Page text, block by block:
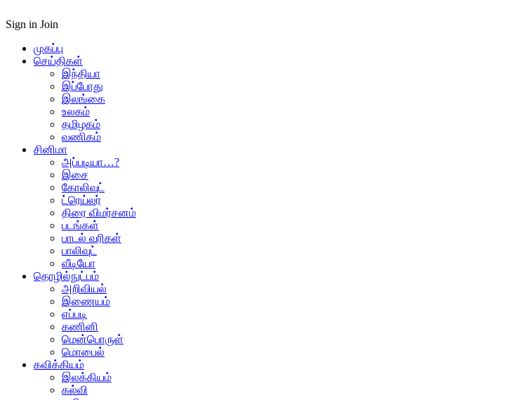
Sign in Join
முகப்பு
செய்திகள்
இந்தியா
இப்போது
இலங்கை
உலகம்
தமிழகம்
வணிகம்
சினிமா
அப்படியா…?
இசை
கோலிவுட்
ட்ரெய்லர்
திரை விமர்சனம்
படங்கள்
பாடல் வரிகள்
பாலிவுட்
வீடியோ
தொழில்நுட்பம்
அறிவியல்
இணையம்
எப்படி
கணினி
மென்பொருள்
மொபைல்
கவிக்கியம்
இலக்கியம்
கல்வி